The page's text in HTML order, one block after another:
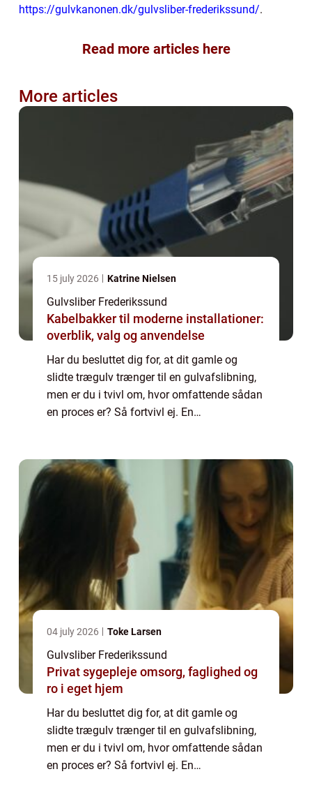
https://gulvkanonen.dk/gulvsliber-frederikssund/.
Read more articles here
More articles
15 july 2026 Katrine Nielsen
Gulvsliber Frederikssund
Kabelbakker til moderne installationer:
overblik, valg og anvendelse
Har du besluttet dig for, at dit gamle og
slidte trægulv trænger til en gulvafslibning,
men er du i tvivl om, hvor omfattende sådan
en proces er? Så fortvivl ej. En
04 july 2026 Toke Larsen
Gulvsliber Frederikssund
Privat sygepleje omsorg, faglighed og
ro i eget hjem
Har du besluttet dig for, at dit gamle og
slidte trægulv trænger til en gulvafslibning,
men er du i tvivl om, hvor omfattende sådan
en proces er? Så fortvivl ej. En